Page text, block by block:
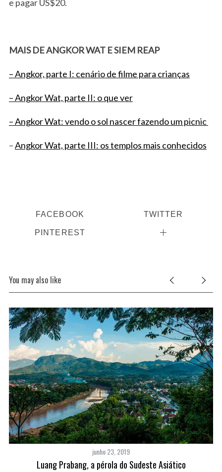
e pagar US$20.
MAIS DE ANGKOR WAT E SIEM REAP
– Angkor, parte I: cenário de filme para crianças
– Angkor Wat, parte II: o que ver
– Angkor Wat: vendo o sol nascer fazendo um picnic
–Angkor Wat, parte III: os templos mais conhecidos
FACEBOOK TWITTER
PINTEREST
You may also like
junho 23, 2019
Luang Prabang, a pérola do Sudeste Asiático